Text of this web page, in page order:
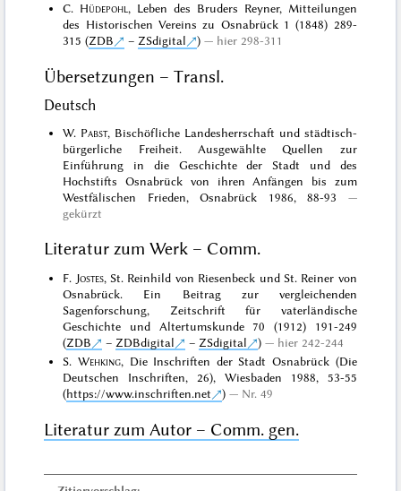
C. Hüdepohl , Leben des Bruders Reyner, Mitteilungen
des Historischen Vereins zu Osnabrück 1 (1848) 289-
315 (ZDB – ZSdigital ) hier 298-311
Übersetzungen – Transl.
Deutsch
W. Pabst, Bischöfliche Landesherrschaft und städtisch-
bürgerliche Freiheit. Ausgewählte Quellen zur
Einführung in die Geschichte der Stadt und des
Hochstifts Osnabrück von ihren Anfängen bis zum
Westfälischen Frieden, Osnabrück 1986, 88-93
gekürzt
Literatur zum Werk – Comm.
F. Jostes, St. Reinhild von Riesenbeck und St. Reiner von
Osnabrück. Ein Beitrag zur vergleichenden
Sagenforschung, Zeitschrift für vaterländische
Geschichte und Altertumskunde 70 (1912) 191-249
(ZDB – ZDBdigital – ZSdigital )
hier 242-244
S. Wehking, Die Inschriften der Stadt Osnabrück (Die
Deutschen Inschriften, 26), Wiesbaden 1988, 53-55
(https://www.inschriften.net ) Nr. 49
Literatur zum Autor – Comm. gen.